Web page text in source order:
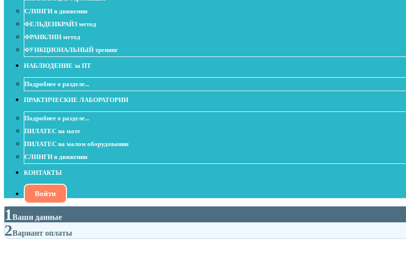
СЛИНГИ в движении
ФЕЛЬДЕНКРАЙЗ метод
ФРАНКЛИН метод
ФУНКЦИОНАЛЬНЫЙ тренинг
НАБЛЮДЕНИЕ за ПТ
Подробнее о разделе...
ПРАКТИЧЕСКИЕ ЛАБОРАТОРИИ
Подробнее о разделе...
ПИЛАТЕС на мате
ПИЛАТЕС на малом оборудовании
СЛИНГИ в движении
КОНТАКТЫ
Войти
1Ваши данные
2Вариант оплаты